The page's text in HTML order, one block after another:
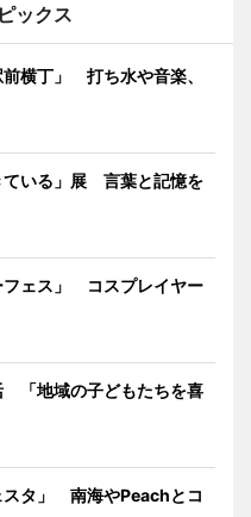
ックス
横丁」 打ち水や音楽、
ている」展 言葉と記憶を
フェス」 コスプレイヤー
「地域の子どもたちを喜
スタ」 南海やPeachとコ